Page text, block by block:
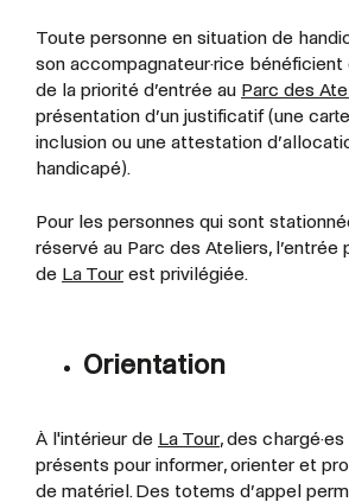
Toute personne en situation de
son accompagnateur·rice
de la priorité d’entrée au Parc des
présentation d’un justificatif (une
inclusion ou une attestation
handicapé).
Pour les personnes qui sont
réservé au Parc des Ateliers, l’entrée
de La Tour est privilégiée.
Orientation
À l'intérieur de La Tour, des
présents pour informer, orienter et
de matériel. Des totems d’appel